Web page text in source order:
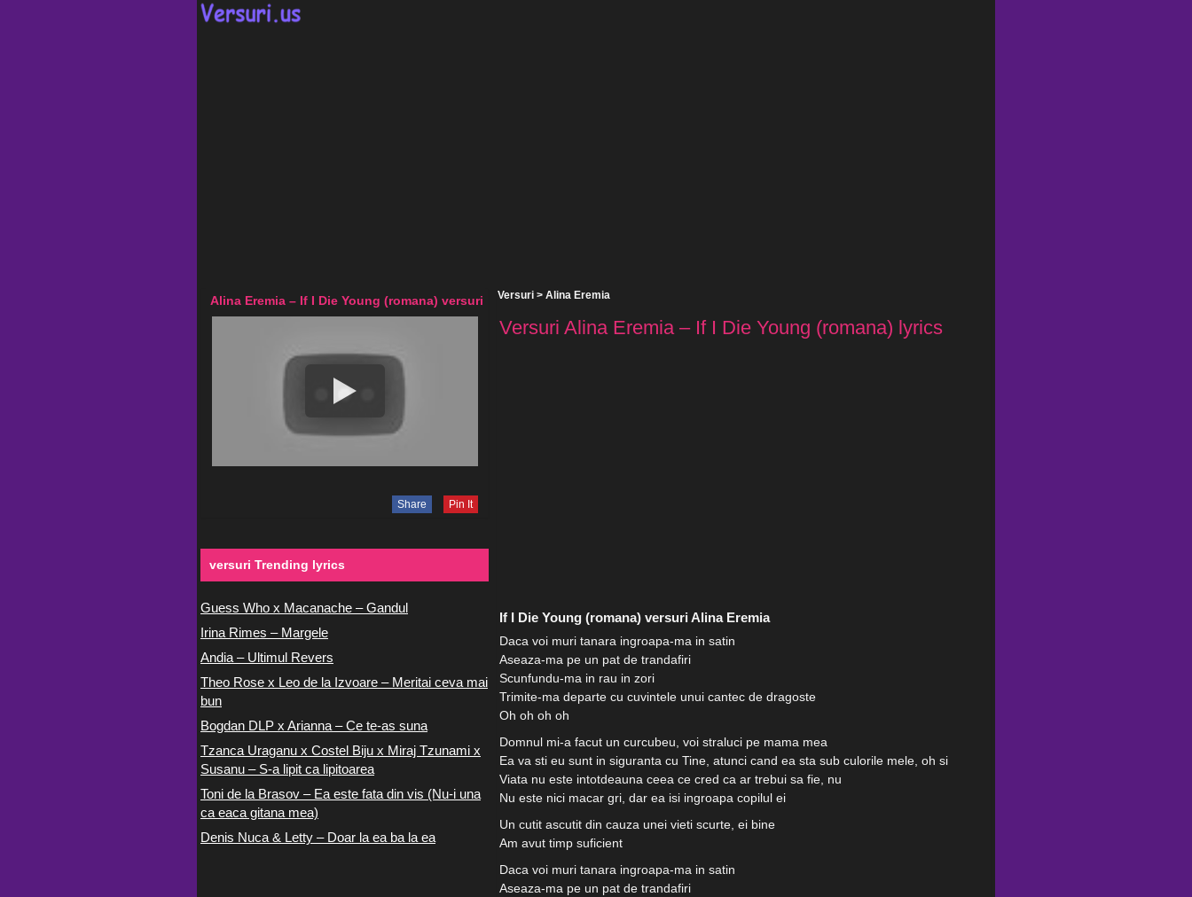
Versuri > Alina Eremia
Versuri Alina Eremia – If I Die Young (romana) lyrics
If I Die Young (romana) versuri Alina Eremia
Daca voi muri tanara ingroapa-ma in satin
Aseaza-ma pe un pat de trandafiri
Scunfundu-ma in rau in zori
Trimite-ma departe cu cuvintele unui cantec de dragoste
Oh oh oh oh
Domnul mi-a facut un curcubeu, voi straluci pe mama mea
Ea va sti eu sunt in siguranta cu Tine, atunci cand ea sta sub culorile mele, oh si
Viata nu este intotdeauna ceea ce cred ca ar trebui sa fie, nu
Nu este nici macar gri, dar ea isi ingroapa copilul ei
Un cutit ascutit din cauza unei vieti scurte, ei bine
Am avut timp suficient
Daca voi muri tanara ingroapa-ma in satin
Aseaza-ma pe un pat de trandafiri
Alina Eremia – If I Die Young (romana) versuri
Share Pin It
versuri Trending lyrics
Guess Who x Macanache – Gandul
Irina Rimes – Margele
Andia – Ultimul Revers
Theo Rose x Leo de la Izvoare – Meritai ceva mai
bun
Bogdan DLP x Arianna – Ce te-as suna
Tzanca Uraganu x Costel Biju x Miraj Tzunami x
Susanu – S-a lipit ca lipitoarea
Toni de la Brasov – Ea este fata din vis (Nu-i una
ca eaca gitana mea)
Denis Nuca & Letty – Doar la ea ba la ea